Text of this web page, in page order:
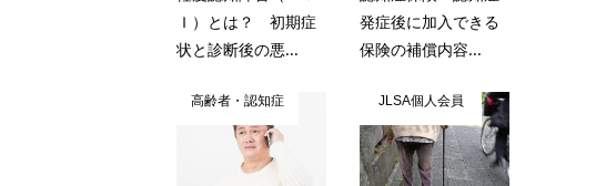
Ｉ）とは？ 初期症
状と診断後の悪...
発症後に加入できる
保険の補償内容...
高齢者・認知症 JLSA個人会員